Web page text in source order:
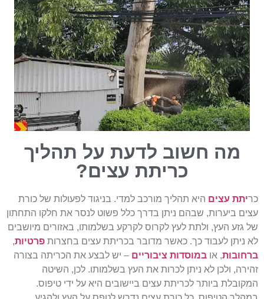
מה חשוב לדעת על תהליך
כריתת עצים?
כריתת עצים היא תהליך מורכב למדי. בניגוד לפעולות של כורת
עצים ביערות, שבהם ניתן בדרך כלל פשוט לנסר את חלקו התחתון
של גזע העץ, ולתת לעץ לקרוס לקרקע בשלמותו, באזורים מיושבים
לא ניתן לעבוד כך. כאשר מדובר בכריתת עצים בחצרות פרטיות,
ברחובות, או במוסדות ציבוריים – יש לבצע את הכריתה בצורה
זהירה, ולכן לא ניתן לכרות את העץ בשלמותו. לכן, השיטה
המקובלת ביותר לכריתת עצים ביישובים היא על ידי טיפוס.